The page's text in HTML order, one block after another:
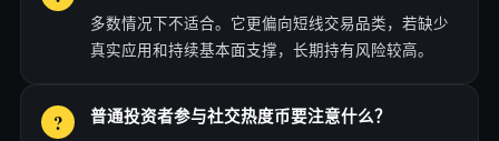
多数情况下不适合。它更偏向短线交易品类，若缺少
真实应用和持续基本面支撑，长期持有风险较高。
普通投资者参与社交热度币要注意什么？